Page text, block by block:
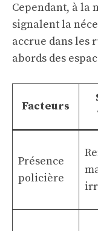
Cependant, à la
signalent la
accrue dans les
abords des
Facteurs
Présence
policière